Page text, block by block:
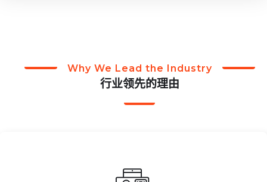
Why We Lead the Industry
行业领先的理由